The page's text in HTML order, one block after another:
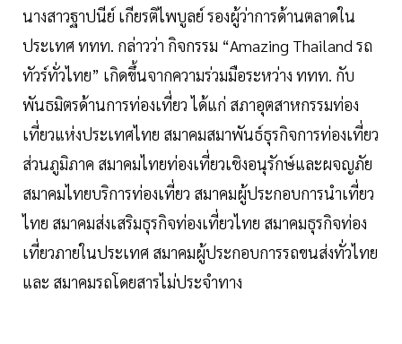
นางสาวฐาปนีย์ เกียรติไพบูลย์ รองผู้ว่าการด้านตลาดใน
ประเทศ ททท. กล่าวว่า กิจกรรม “Amazing Thailand รถ
ทัวร์ทั่วไทย” เกิดขึ้นจากความร่วมมือระหว่าง ททท. กับ
พันธมิตรด้านการท่องเที่ยว ได้แก่ สภาอุตสาหกรรมท่อง
เที่ยวแห่งประเทศไทย สมาคมสมาพันธ์ธุรกิจการท่องเที่ยว
ส่วนภูมิภาค สมาคมไทยท่องเที่ยวเชิงอนุรักษ์และผจญภัย
สมาคมไทยบริการท่องเที่ยว สมาคมผู้ประกอบการนำเที่ยว
ไทย สมาคมส่งเสริมธุรกิจท่องเที่ยวไทย สมาคมธุรกิจท่อง
เที่ยวภายในประเทศ สมาคมผู้ประกอบการรถขนส่งทั่วไทย
และ สมาคมรถโดยสารไม่ประจำทาง